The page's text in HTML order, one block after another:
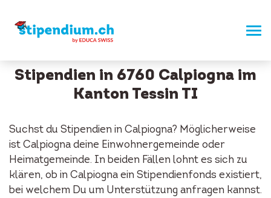
Stipendien in 6760 Calpiogna im
Kanton Tessin TI
Suchst du Stipendien in Calpiogna? Möglicherweise
ist Calpiogna deine Einwohnergemeinde oder
Heimatgemeinde. In beiden Fällen lohnt es sich zu
klären, ob in Calpiogna ein Stipendienfonds existiert,
bei welchem Du um Unterstützung anfragen kannst.